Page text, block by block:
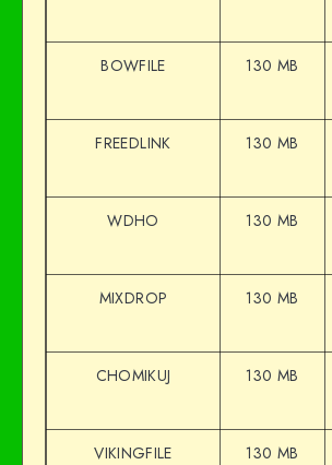
BOWFILE 130 MB
FREEDLINK 130 MB
WDHO 130 MB
MIXDROP 130 MB
CHOMIKUJ 130 MB
VIKINGFILE 130 MB